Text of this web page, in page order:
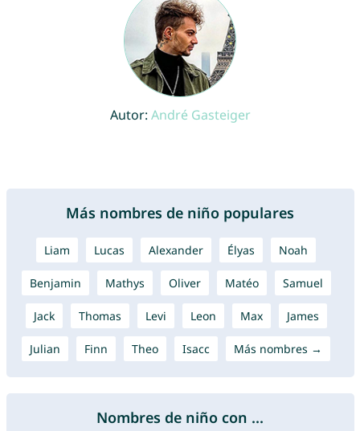
Autor: André Gasteiger
Más nombres de niño populares
Liam Lucas Alexander Élyas Noah
Benjamin Mathys Oliver Matéo Samuel
Jack Thomas Levi Leon Max James
Julian Finn Theo Isacc Más nombres →
Nombres de niño con ...